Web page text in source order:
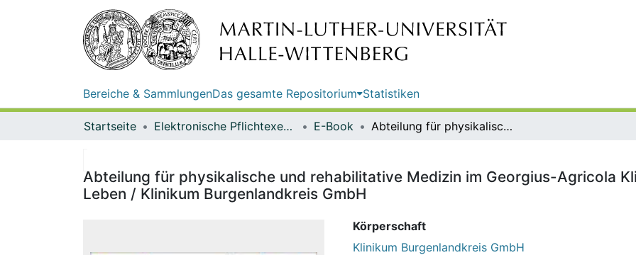
Bereiche & SammlungenDas gesamte Repositorium Statistiken
Startseite Elektronische Pflichtexemplare E-Book Abteilung für physikalische und rehabilitative Medizin im Georgius-Agricola Klinikum Zeitz : Bewegung ist Leben / Klinikum Burgenlandkreis GmbH
Abteilung für physikalische und rehabilitative Medizin im Georgius-Agricola
Leben / Klinikum Burgenlandkreis GmbH
Körperschaft
Klinikum Burgenlandkreis GmbH